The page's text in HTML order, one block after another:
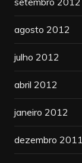
agosto 2012
julho 2012
abril 2012
janeiro 2012
dezembro 2011